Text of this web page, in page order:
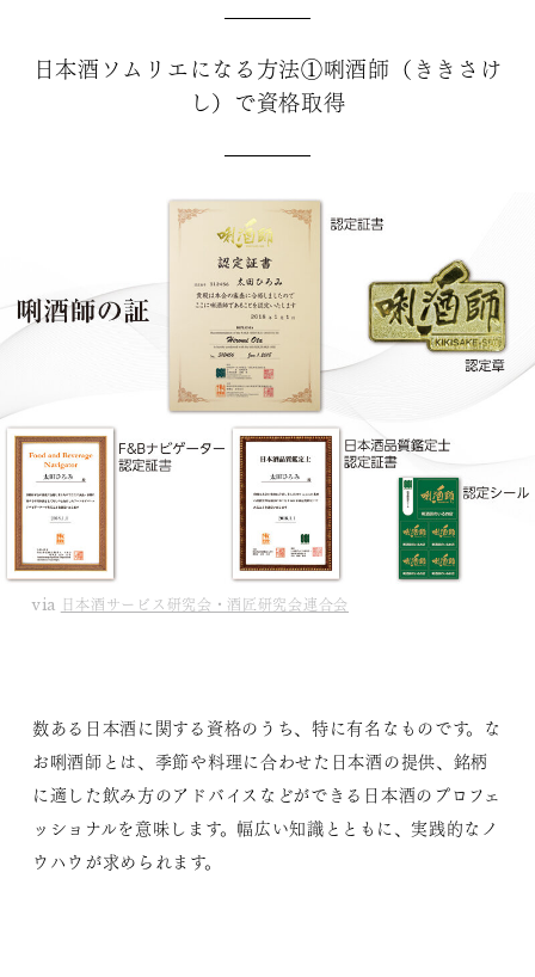
日本酒ソムリエになる方法①唎酒師（ききさけ
し）で資格取得
via 日本酒サービス研究会・酒匠研究会連合会
数ある日本酒に関する資格のうち、特に有名なものです。な
お唎酒師とは、季節や料理に合わせた日本酒の提供、銘柄
に適した飲み方のアドバイスなどができる日本酒のプロフェ
ッショナルを意味します。幅広い知識とともに、実践的なノ
ウハウが求められます。